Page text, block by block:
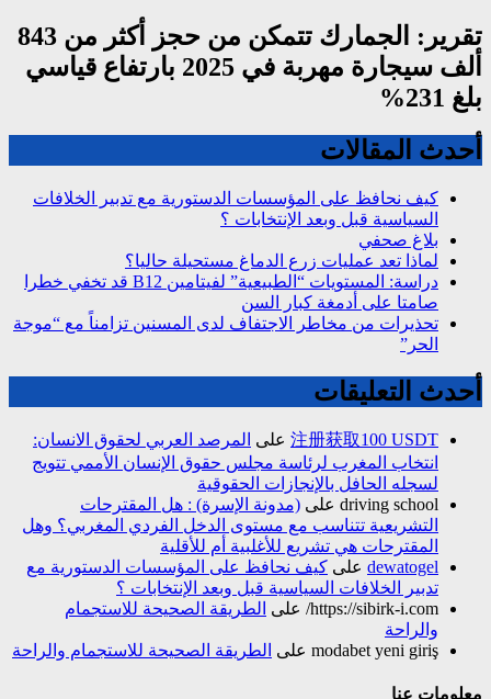
تقرير: الجمارك تتمكن من حجز أكثر من 843
ألف سيجارة مهربة في 2025 بارتفاع قياسي
بلغ 231%
أحدث المقالات
كيف نحافظ على المؤسسات الدستورية مع تدبير الخلافات
السياسية قبل وبعد الإنتخابات ؟
بلاغ صحفي
لماذا تعد عمليات زرع الدماغ مستحيلة حاليا؟
دراسة: المستويات “الطبيعية” لفيتامين B12 قد تخفي خطرا
صامتا على أدمغة كبار السن
تحذيرات من مخاطر الاجتفاف لدى المسنين تزامناً مع “موجة
الحر”
أحدث التعليقات
注册获取100 USDT على المرصد العربي لحقوق الانسان:
انتخاب المغرب لرئاسة مجلس حقوق الإنسان الأممي تتويج
لسجله الحافل بالإنجازات الحقوقية
driving school على (مدونة الإسرة) : هل المقترحات
التشريعية تتناسب مع مستوى الدخل الفردي المغربي؟ وهل
المقترحات هي تشريع للأغلبية أم للأقلية
dewatogel على كيف نحافظ على المؤسسات الدستورية مع
تدبير الخلافات السياسية قبل وبعد الإنتخابات ؟
https://sibirk-i.com/ على الطريقة الصحيحة للاستجمام
والراحة
modabet yeni giriş على الطريقة الصحيحة للاستجمام والراحة
معلومات عنا